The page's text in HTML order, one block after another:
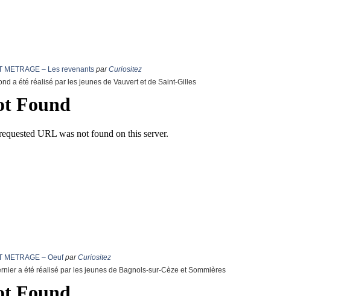
METRAGE – Les revenants parCuriositez
a été réalisé par les jeunes de Vauvert et de Saint-Gilles
METRAGE – Oeuf parCuriositez
a été réalisé par les jeunes de Bagnols-sur-Cèze et Sommières